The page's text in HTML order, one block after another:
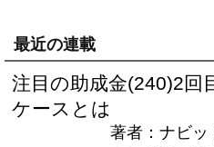
最近の連載
注目の助成金(240)2回
ケースとは
著者：ナビッ